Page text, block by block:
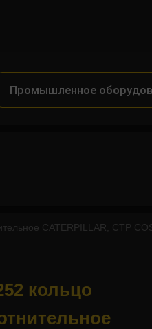
Промышленное
CATERPILLAR, CTP
кольцо